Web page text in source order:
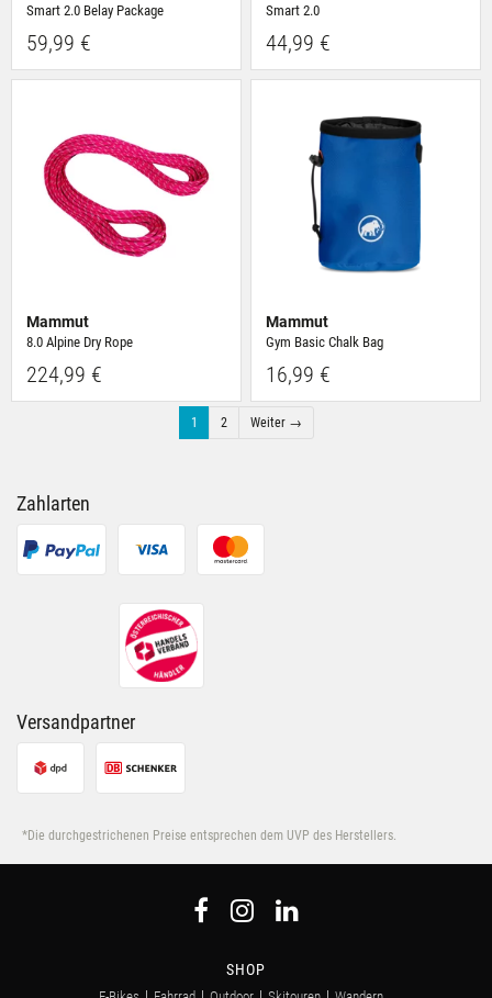
Smart 2.0 Belay Package
59,99 €
Smart 2.0
44,99 €
Mammut
8.0 Alpine Dry Rope
224,99 €
Mammut
Gym Basic Chalk Bag
16,99 €
1 2 Weiter →
Zahlarten
Versandpartner
*Die durchgestrichenen Preise entsprechen dem UVP des Herstellers.
SHOP